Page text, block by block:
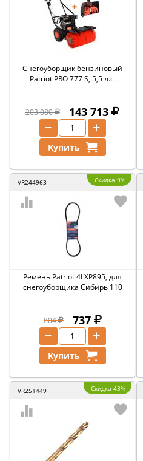
Снегоуборщик бензиновый
Patriot PRO 777 S, 5,5 л.с.
203 080 143 713
+
−
Купить
VR244963 Скидка 9%
Ремень Patriot 4LXP895, для
снегоуборщика Сибирь 110
804 737
+
−
Купить
VR251449 Скидка 43%